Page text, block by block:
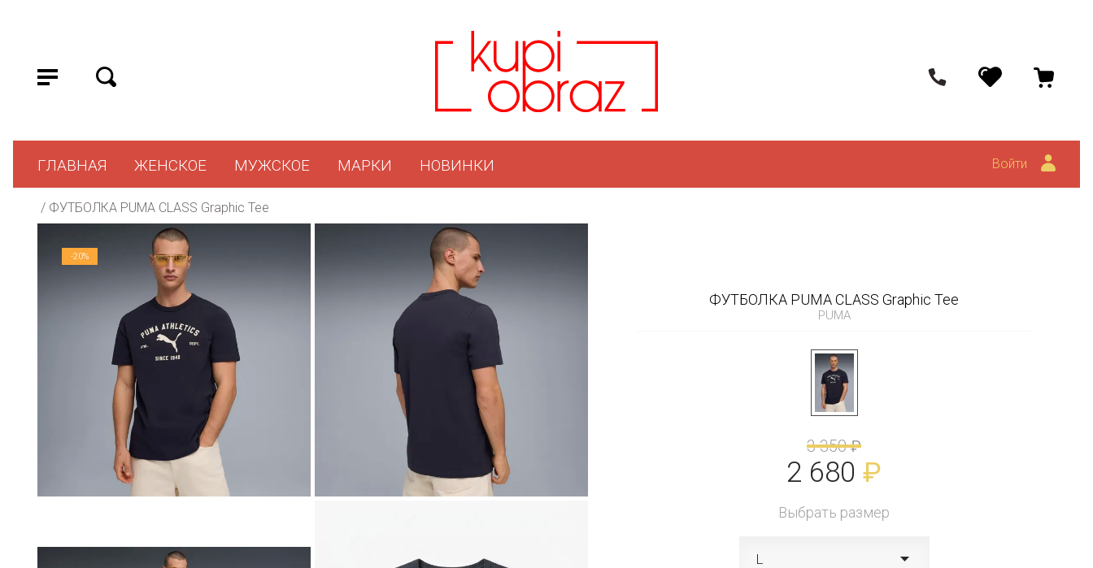
ГЛАВНАЯ ЖЕНСКОЕ МУЖСКОЕ МАРКИ НОВИНКИ Войти
/ ФУТБОЛКА PUMA CLASS Graphic Tee
-20%
ФУТБОЛКА PUMA CLASS Graphic Tee
PUMA
3 350 ₽
2 680 ₽
Выбрать размер
L